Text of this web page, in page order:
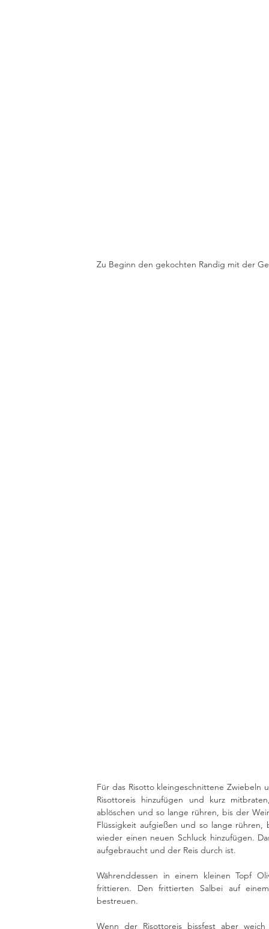
Zu Beginn den gekochten Randig mit der
Für das Risotto kleingeschnittene Zwiebeln
Risottoreis hinzufügen und kurz
ablöschen und so lange rühren, bis der
Flüssigkeit aufgießen und so lange
wieder einen neuen Schluck hinzufügen.
aufgebraucht und der Reis durch ist.
Währenddessen in einem kleinen Topf
frittieren. Den frittierten Salbei auf
bestreuen.
Wenn der Risottoreis bissfest aber